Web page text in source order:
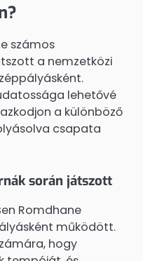
számos
a nemzetközi
lehetővé
a különböző
csapata
során játszott
Romdhane
működött.
hogy